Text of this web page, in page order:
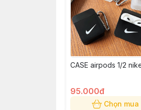
Shop nhận ship
Được kiểm tra
CASE airpods 1/2
95.000đ
Chọn mua